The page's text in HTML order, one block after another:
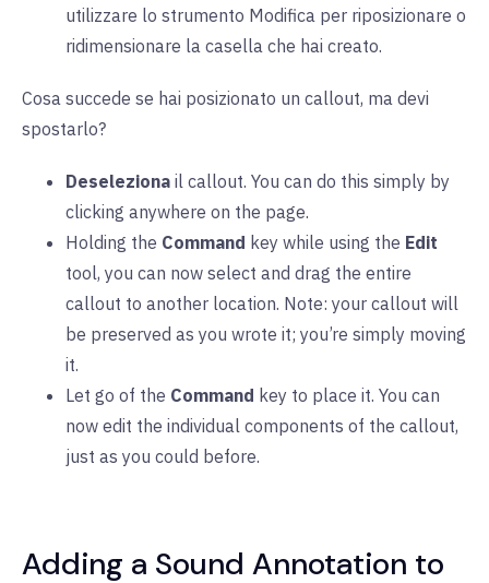
utilizzare lo strumento Modifica per riposizionare o
ridimensionare la casella che hai creato.
Cosa succede se hai posizionato un callout, ma devi
spostarlo?
Deseleziona il callout. You can do this simply by
clicking anywhere on the page.
Holding the Command key while using the Edit
tool, you can now select and drag the entire
callout to another location. Note: your callout will
be preserved as you wrote it; you’re simply moving
it.
Let go of the Command key to place it. You can
now edit the individual components of the callout,
just as you could before.
Adding a Sound Annotation to